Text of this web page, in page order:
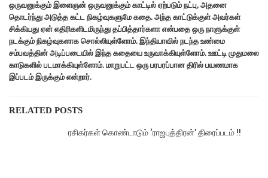
ஒருவனுக்கும் இளைஞன் ஒருவனுக்கும் காட்டில் ஏற்படும் நட்பு, அதனை
தொடர்ந்து அடுத்த கட்ட நிகழ்வுகளுமே கதை. அந்த காட்டுக்குள் அவர்கள்
சிக்கியது ஏன் எதிரிகளிடமிருந்து தப்பித்தார்களா என்பதை ஒரு நாளுக்குள்
நடக்கும் நிகழ்வுகளாக சொல்லியுள்ளோம். இந்தியாவில் நடந்த உண்மை
சம்பவத்தின் அடிப்படையில் இந்த கதையை உருவாக்கியுள்ளோம். ஊட்டி முதுமலை
காடுகளில் படமாக்கியுள்ளோம். மாறுபட்ட ஒரு பரபரப்பான திரில் பயணமாக
இப்படம் இருக்கும் என்றார்.
RELATED POSTS
ரசிகர்கள் கொண்டாடும் ‘ராஜபுத்திரன்’ திரைப்படம் !!